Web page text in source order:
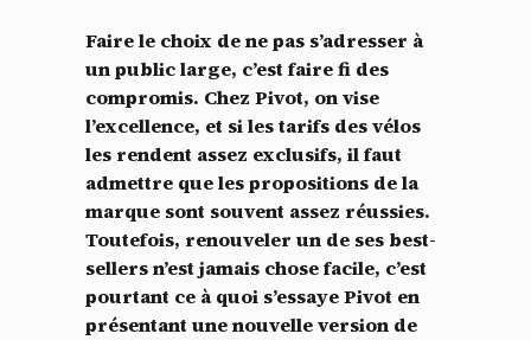
Faire le choix de ne pas s’adresser à
un public large, c’est faire fi des
compromis. Chez Pivot, on vise
l’excellence, et si les tarifs des vélos
les rendent assez exclusifs, il faut
admettre que les propositions de la
marque sont souvent assez réussies.
Toutefois, renouveler un de ses best-
sellers n’est jamais chose facile, c’est
pourtant ce à quoi s’essaye Pivot en
présentant une nouvelle version de